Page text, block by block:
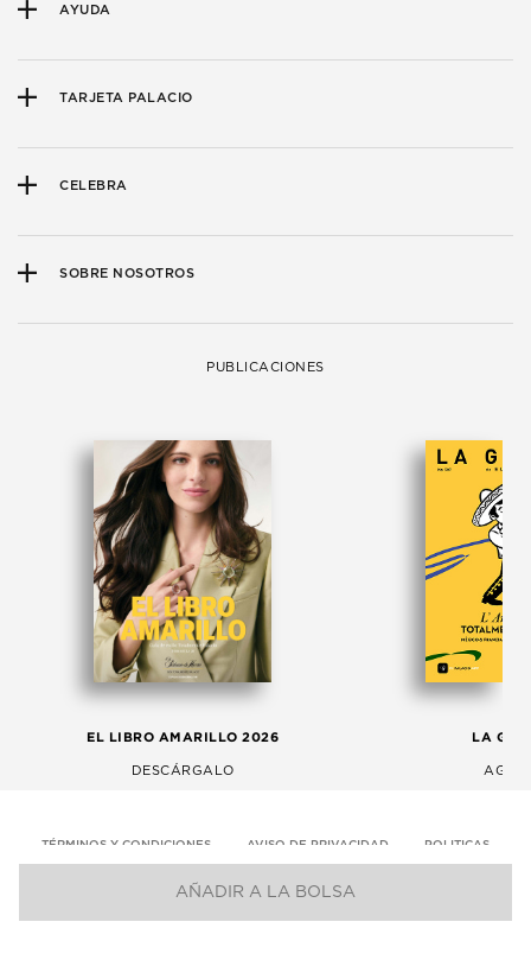
AÑADIR A LA BOLSA
AYUDA
TARJETA PALACIO
CELEBRA
SOBRE NOSOTROS
PUBLICACIONES
EL LIBRO AMARILLO 2026
DESCÁRGALO
LA
TÉRMINOS Y CONDICIONES AVISO DE PRIVACIDAD POLITICAS